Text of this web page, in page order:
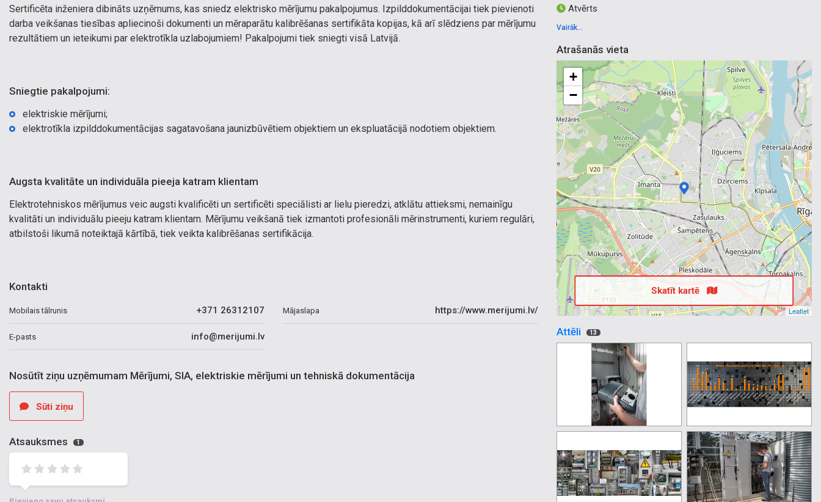
Sertificēta inženiera dibināts uzņēmums, kas sniedz elektrisko mērījumu pakalpojumus. Izpilddokumentācijai tiek pievienoti
darba veikšanas tiesības apliecinoši dokumenti un mēraparātu kalibrēšanas sertifikāta kopijas, kā arī slēdziens par mērījumu
rezultātiem un ieteikumi par elektrotīkla uzlabojumiem! Pakalpojumi tiek sniegti visā Latvijā.
Sniegtie pakalpojumi:
elektriskie mērījumi;
elektrotīkla izpilddokumentācijas sagatavošana jaunizbūvētiem objektiem un ekspluatācijā nodotiem objektiem.
Augsta kvalitāte un individuāla pieeja katram klientam
Elektrotehniskos mērījumus veic augsti kvalificēti un sertificēti speciālisti ar lielu pieredzi, atklātu attieksmi, nemainīgu
kvalitāti un individuālu pieeju katram klientam. Mērījumu veikšanā tiek izmantoti profesionāli mērinstrumenti, kuriem regulāri,
atbilstoši likumā noteiktajā kārtībā, tiek veikta kalibrēšanas sertifikācija.
Kontakti
Mobilais tālrunis +371 26312107
E-pasts info@merijumi.lv
Mājaslapa https://www.merijumi.lv/
Nosūtīt ziņu uzņēmumam Mērījumi, SIA, elektriskie mērījumi un tehniskā dokumentācija
Sūti ziņu
Atsauksmes 1
Atvērts
Vairāk...
Atrašanās vieta
+
−
Leaflet
Skatīt kartē
Attēli 13